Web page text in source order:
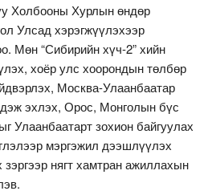
Холбооны Хурлын өндөр
Улсад хэрэгжүүлэхээр
Мөн “Сибирийн хүч-2” хийн
хоёр улс хоорондын төлбөр
Москва-Улаанбаатар
эхлэх, Орос, Монголын бүс
Улаанбаатарт зохион байгуулах
мэргэжил дээшлүүлэх
зэргээр нягт хамтран ажиллахын